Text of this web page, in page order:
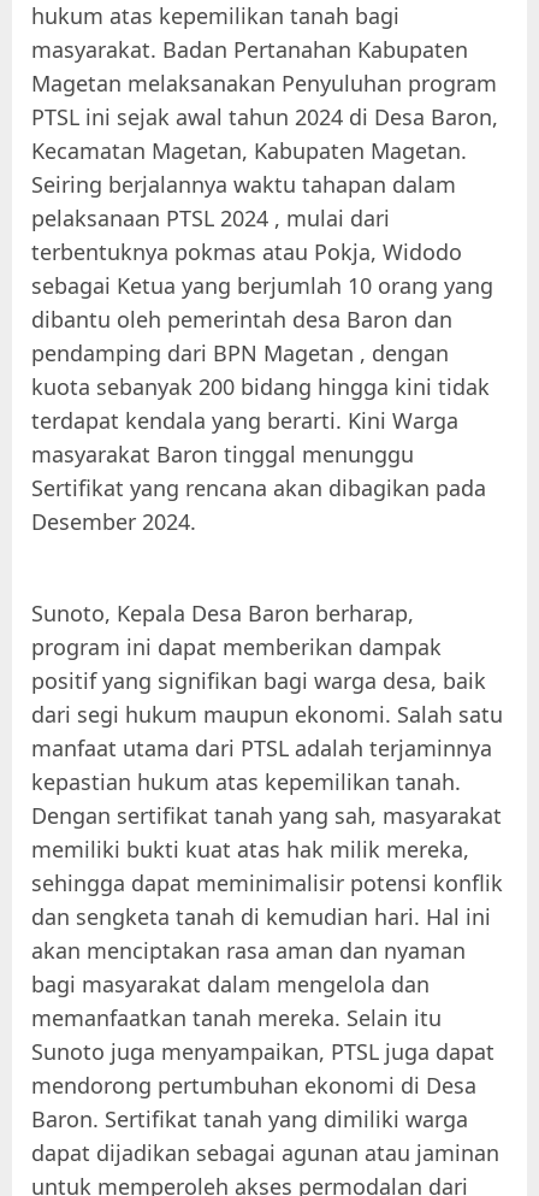
hukum atas kepemilikan tanah bagi
masyarakat. Badan Pertanahan Kabupaten
Magetan melaksanakan Penyuluhan program
PTSL ini sejak awal tahun 2024 di Desa Baron,
Kecamatan Magetan, Kabupaten Magetan.
Seiring berjalannya waktu tahapan dalam
pelaksanaan PTSL 2024 , mulai dari
terbentuknya pokmas atau Pokja, Widodo
sebagai Ketua yang berjumlah 10 orang yang
dibantu oleh pemerintah desa Baron dan
pendamping dari BPN Magetan , dengan
kuota sebanyak 200 bidang hingga kini tidak
terdapat kendala yang berarti. Kini Warga
masyarakat Baron tinggal menunggu
Sertifikat yang rencana akan dibagikan pada
Desember 2024.
Sunoto, Kepala Desa Baron berharap,
program ini dapat memberikan dampak
positif yang signifikan bagi warga desa, baik
dari segi hukum maupun ekonomi. Salah satu
manfaat utama dari PTSL adalah terjaminnya
kepastian hukum atas kepemilikan tanah.
Dengan sertifikat tanah yang sah, masyarakat
memiliki bukti kuat atas hak milik mereka,
sehingga dapat meminimalisir potensi konflik
dan sengketa tanah di kemudian hari. Hal ini
akan menciptakan rasa aman dan nyaman
bagi masyarakat dalam mengelola dan
memanfaatkan tanah mereka. Selain itu
Sunoto juga menyampaikan, PTSL juga dapat
mendorong pertumbuhan ekonomi di Desa
Baron. Sertifikat tanah yang dimiliki warga
dapat dijadikan sebagai agunan atau jaminan
untuk memperoleh akses permodalan dari